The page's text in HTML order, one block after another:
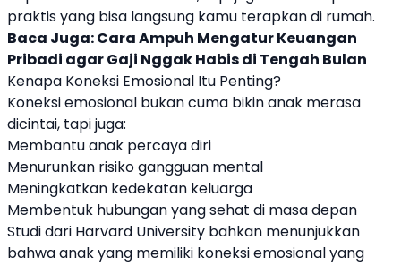
praktis yang bisa langsung kamu terapkan di rumah.
Baca Juga:Cara Ampuh Mengatur Keuangan
Pribadi agar Gaji Nggak Habis di Tengah Bulan
Kenapa Koneksi Emosional Itu Penting?
Koneksi emosional bukan cuma bikin anak merasa
dicintai, tapi juga:
Membantu anak percaya diri
Menurunkan risiko gangguan mental
Meningkatkan kedekatan keluarga
Membentuk hubungan yang sehat di masa depan
Studi dari Harvard University bahkan menunjukkan
bahwa anak yang memiliki koneksi emosional yang